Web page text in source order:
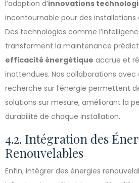
l’adoption d’innovations
incontournable pour des installations
Des technologies comme
transforment la maintenance
efficacité énergétique accrue et
inattendues. Nos collaborations avec
recherche sur l’énergie permettent
solutions sur mesure, améliorant la
durabilité de chaque installation.
4.2. Intégration des
Renouvelables
Enfin, intégrer des énergies